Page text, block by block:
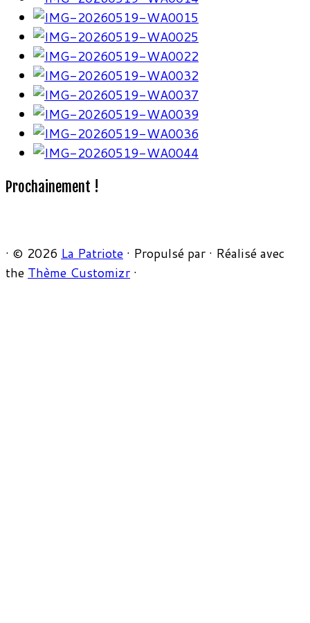
Prochainement !
· © 2026 La Patriote · Propulsé par · Réalisé avec
the Thème Customizr ·